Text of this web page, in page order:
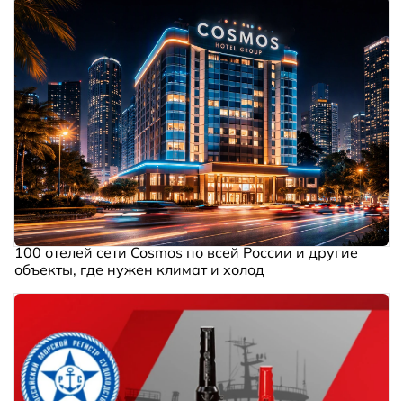
100 отелей сети Cosmos по всей России и другие
объекты, где нужен климат и холод